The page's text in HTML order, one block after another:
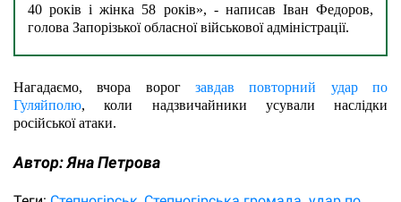
40 років і жінка 58 років», - написав Іван Федоров,
голова Запорізької обласної військової адміністрації.
Нагадаємо, вчора ворог завдав повторний удар по
Гуляйполю, коли надзвичайники усували наслідки
російської атаки.
Автор:Яна Петрова